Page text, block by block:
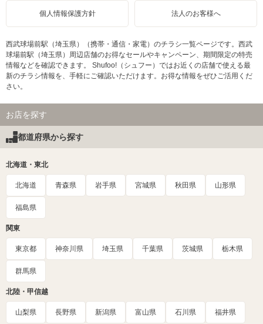
個人情報保護方針 法人のお客様へ
西武球場前駅（埼玉県）（携帯・通信・家電）のチラシ一覧ページです。西武
球場前駅（埼玉県）周辺店舗のお得なセールやキャンペーン、期間限定の特売
情報などを確認できます。 Shufoo!（シュフー）ではお近くの店舗で使える最
新のチラシ情報を、手軽にご確認いただけます。お得な情報をぜひご活用くだ
さい。
お店を探す
都道府県から探す
北海道・東北
北海道 青森県 岩手県 宮城県 秋田県 山形県
福島県
関東
東京都 神奈川県 埼玉県 千葉県 茨城県 栃木県
群馬県
北陸・甲信越
山梨県 長野県 新潟県 富山県 石川県 福井県